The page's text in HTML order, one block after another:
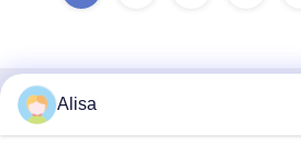
Snel contact
Alisa